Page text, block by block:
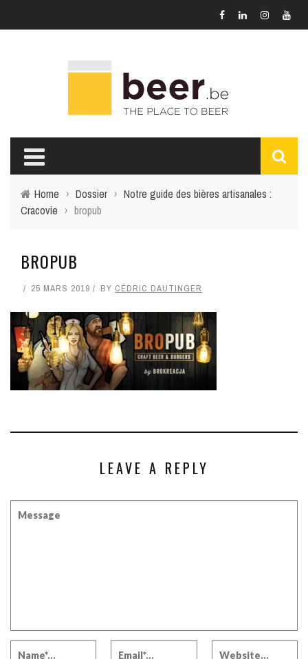
Home › Dossier › Notre guide des bières artisanales :
Cracovie › bropub
BROPUB
25 MARS 2019 BY CÉDRIC DAUTINGER
LEAVE A REPLY